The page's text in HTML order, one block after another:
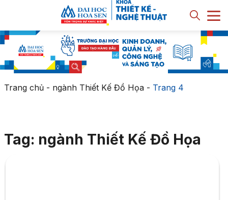
Trang chủ- ngành Thiết Kế Đồ Họa- Trang 4
Tag: ngành Thiết Kế Đồ Họa